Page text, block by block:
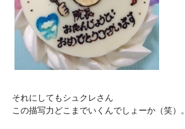
それにしてもシュクレさん
この描写力どこまでいくんでしょーか（笑）。